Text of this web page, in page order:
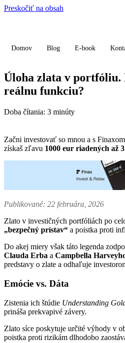
Preskočiť na obsah
Domov Blog E-book
Úloha zlata v portfóliu.
reálnu funkciu?
Doba čítania: 3 minúty
Začni investovať so mnou a s
získaš zľavu 1000 eur riadených až
Publikované: 22 februára, 2026
Zlato v investičných portfóliách po
„bezpečný prístav“ a poistka proti
Do akej miery však táto legenda
Clauda Erba a Campbella
predstavy o zlate a odhaľuje
Emócie vs. Dáta
Zistenia ich štúdie Understanding
prináša prekvapivé závery.
Zlato síce poskytuje určité výhody v
poistka proti rizikám dlhodobo